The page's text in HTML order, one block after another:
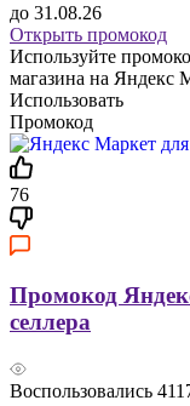
до 31.08.26
Открыть промокод
Используйте
магазина на Яндекс
Использовать
Промокод
76
Промокод
селлера
Воспользовались